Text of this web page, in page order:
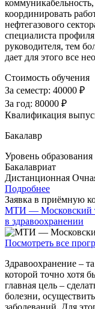
координировать
нефтегазового
специалиста
руководителя, тем
дает для этого все
Стоимость обучения
За семестр: 40000 ₽
За год: 80000 ₽
Квалификация
Бакалавр
Уровень образования
Бакалавриат
Дистанционная
Подробнее
Заявка в приёмную
МТИ — Московский
в здравоохранении
Посмотреть все
Здравоохранение –
которой точно хотя
главная цель –
болезни,